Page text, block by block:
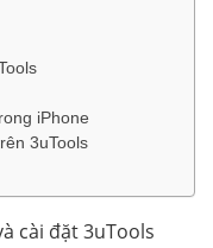
iPhone
3uTools
cài đặt 3uTools